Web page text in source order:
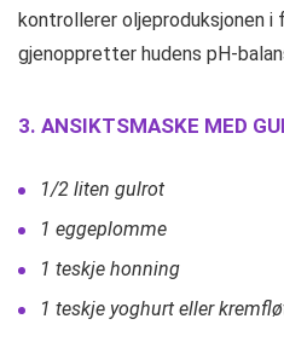
kontrollerer oljeproduksjonen i
gjenoppretter hudens pH-
3. ANSIKTSMASKE MED
1/2 liten gulrot
1 eggeplomme
1 teskje honning
1 teskje yoghurt eller